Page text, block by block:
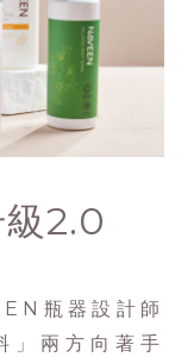
2.0
瓶器設計師
」兩方向著手